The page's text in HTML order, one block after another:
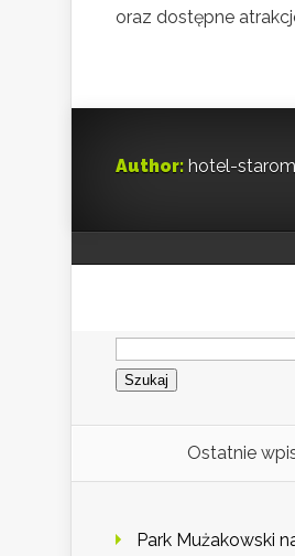
oraz dostępne
Author: hotel-
Szukaj:
Ostatnie
Park Mużakowski